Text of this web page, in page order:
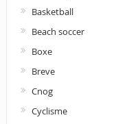
Basketball
Beach soccer
Boxe
Breve
Cnog
Cyclisme